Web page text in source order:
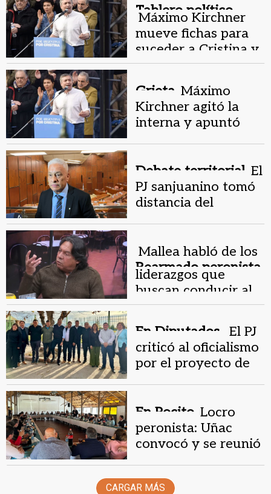
"hacer lío"
Tablero político.
Máximo Kirchner
mueve fichas para
suceder a Cristina y
crece la tensión con
Grieta. Máximo
Kirchner agitó la
interna y apuntó
van a verla”
Debate territorial. El
PJ sanjuanino tomó
distancia del
límites provinciales
Rearmado peronista.
Mallea habló de los
liderazgos que
buscan conducir al
PJ local
En Diputados .
El PJ
criticó al oficialismo
por el proyecto de
En Pocito. Locro
peronista: Uñac
convocó y se reunió
políticos
CARGAR MÁS